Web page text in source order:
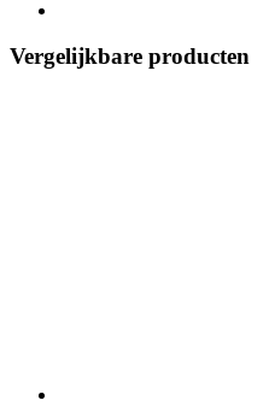
Vergelijkbare producten